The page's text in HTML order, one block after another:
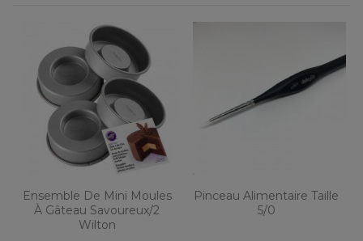
Ensemble De Mini Moules
À Gâteau Savoureux/2
Wilton
Pinceau Alimentaire Taille
5/0